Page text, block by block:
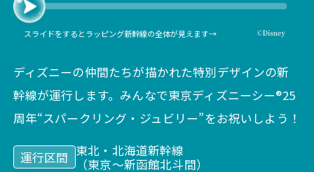
スライドをするとラッピング新幹線の全体が見えます→
ディズニーの仲間たちが描かれた特別デザインの新
幹線が運行します。みんなで東京ディズニーシー®25
周年“スパークリング・ジュビリー”をお祝いしよう！
運行区間 東北・北海道新幹線
（東京～新函館北斗間）